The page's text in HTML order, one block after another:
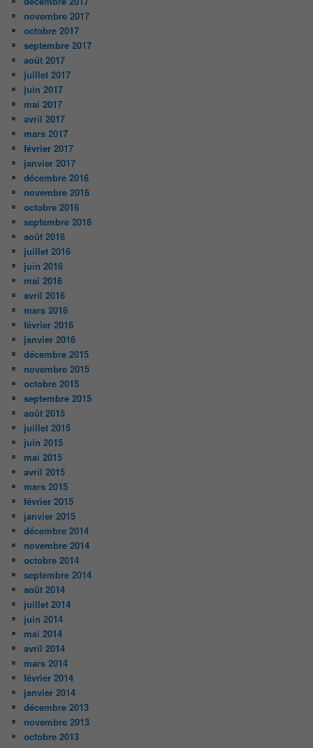
novembre 2017
octobre 2017
septembre 2017
août 2017
juillet 2017
juin 2017
mai 2017
avril 2017
mars 2017
février 2017
janvier 2017
décembre 2016
novembre 2016
octobre 2016
septembre 2016
août 2016
juillet 2016
juin 2016
mai 2016
avril 2016
mars 2016
février 2016
janvier 2016
décembre 2015
novembre 2015
octobre 2015
septembre 2015
août 2015
juillet 2015
juin 2015
mai 2015
avril 2015
mars 2015
février 2015
janvier 2015
décembre 2014
novembre 2014
octobre 2014
septembre 2014
août 2014
juillet 2014
juin 2014
mai 2014
avril 2014
mars 2014
février 2014
janvier 2014
décembre 2013
novembre 2013
octobre 2013